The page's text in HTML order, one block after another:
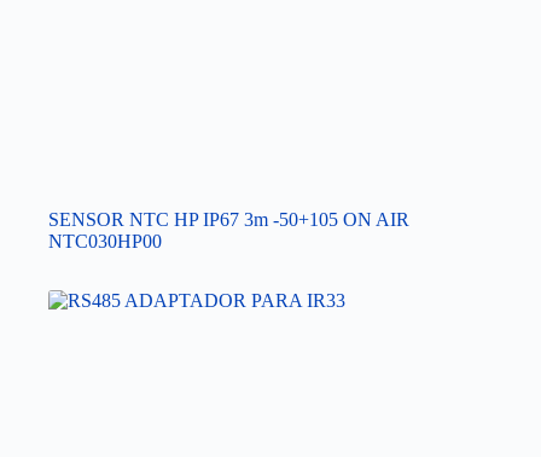
SENSOR NTC HP IP67 3m -50+105 ON AIR
NTC030HP00